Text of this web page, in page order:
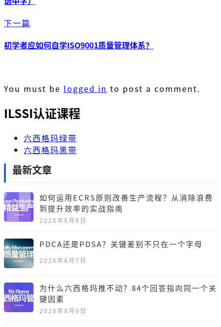
下一篇
初学者应如何自学ISO9001质量管理体系？
You must be logged in to post a comment.
ILSSI认证课程
六西格玛绿带
六西格玛黑带
最新文章
如何运用ECRS原则改善生产流程？从消除浪费
到提升效率的实战指南
2026年8月8日
PDCA还是PDSA？关键差别不只在一个字母
2026年8月7日
为什么六西格玛推不动？84个回答指向同一个关
键因素
2026年8月6日